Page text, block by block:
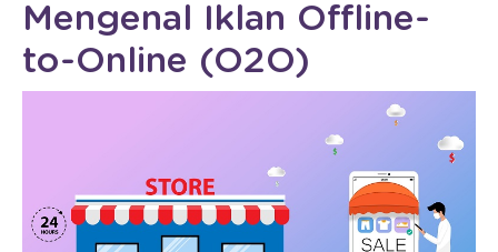
Mengenal Iklan Offline-
to-Online (O2O)